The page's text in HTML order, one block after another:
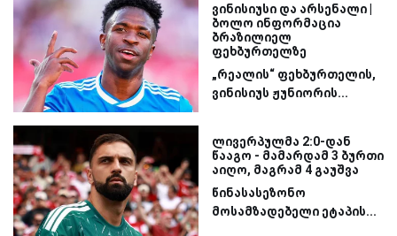
ვინისიუსი და არსენალი |
ბოლო ინფორმაცია
ბრაზილიელ
ფეხბურთელზე
„რეალის“ ფეხბურთელის,
ვინისიუს ჟუნიორის...
ლივერპულმა 2:0-დან
წააგო - მამარდამ 3 ბურთი
აიღო, მაგრამ 4 გაუშვა
წინასასეზონო
მოსამზადებელი ეტაპის...